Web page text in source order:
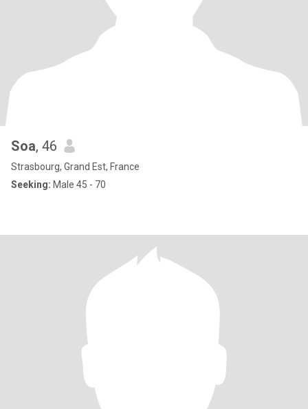
Soa, 46
Strasbourg, Grand Est, France
Seeking: Male 45 - 70